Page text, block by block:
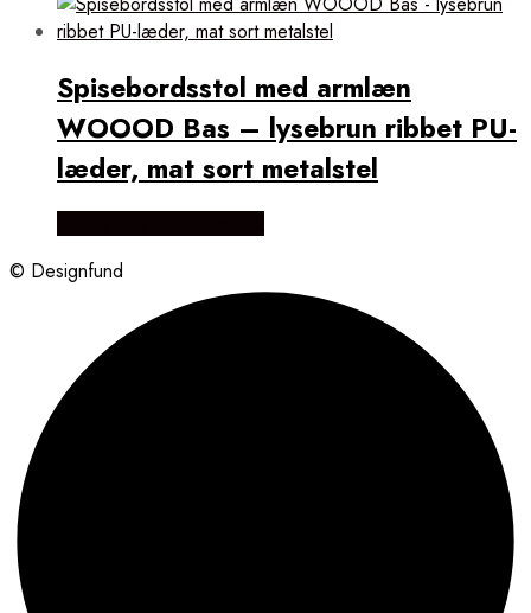
Spisebordsstol med armlæn
WOOOD Bas – lysebrun ribbet PU-
læder, mat sort metalstel
© Designfund